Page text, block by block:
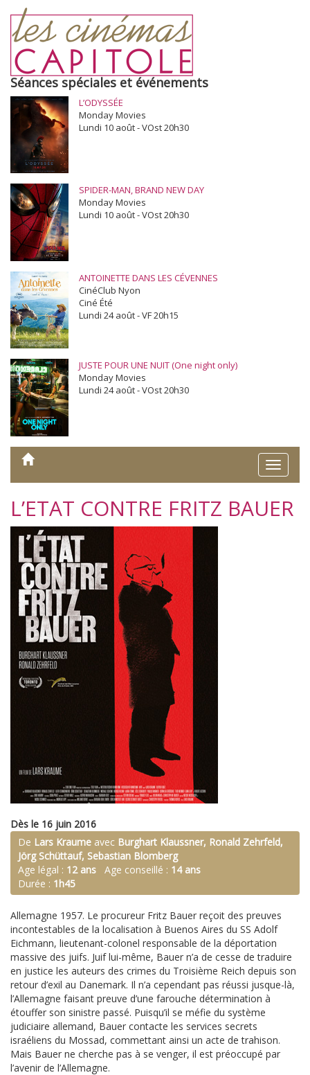
Séances spéciales et événements
L’ODYSSÉE
Monday Movies
Lundi 10 août - VOst 20h30
SPIDER-MAN, BRAND NEW DAY
Monday Movies
Lundi 10 août - VOst 20h30
ANTOINETTE DANS LES CÉVENNES
CinéClub Nyon
Ciné Été
Lundi 24 août - VF 20h15
JUSTE POUR UNE NUIT (One night only)
Monday Movies
Lundi 24 août - VOst 20h30
Toggle
L’ETAT CONTRE FRITZ BAUER
Dès le 16 juin 2016
De Lars Kraume avec Burghart Klaussner, Ronald Zehrfeld,
Jörg Schüttauf, Sebastian Blomberg
Age légal : 12 ans Age conseillé : 14 ans
Durée : 1h45
Allemagne 1957. Le procureur Fritz Bauer reçoit des preuves
incontestables de la localisation à Buenos Aires du SS Adolf
Eichmann, lieutenant-colonel responsable de la déportation
massive des juifs. Juif lui-même, Bauer n’a de cesse de traduire
en justice les auteurs des crimes du Troisième Reich depuis son
retour d’exil au Danemark. Il n’a cependant pas réussi jusque-là,
l’Allemagne faisant preuve d’une farouche détermination à
étouffer son sinistre passé. Puisqu’il se méfie du système
judiciaire allemand, Bauer contacte les services secrets
israéliens du Mossad, commettant ainsi un acte de trahison.
Mais Bauer ne cherche pas à se venger, il est préoccupé par
l’avenir de l’Allemagne.